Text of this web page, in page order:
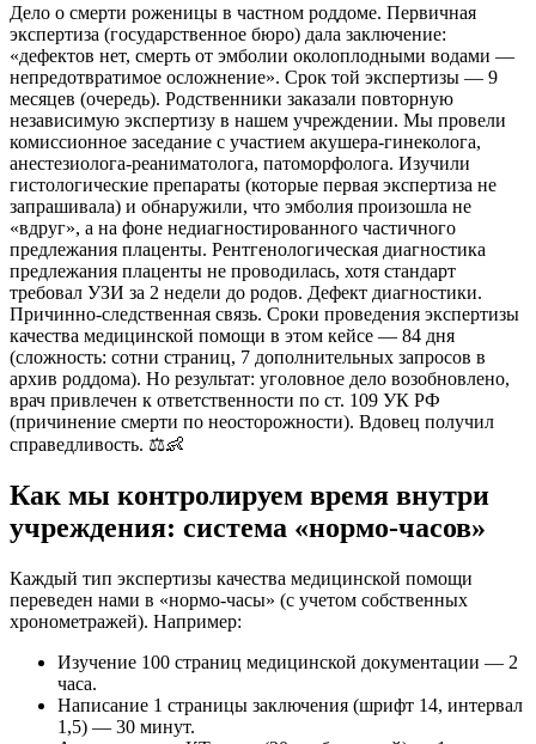
Дело о смерти роженицы в частном роддоме. Первичная
экспертиза (государственное бюро) дала заключение:
«дефектов нет, смерть от эмболии околоплодными водами —
непредотвратимое осложнение». Срок той экспертизы — 9
месяцев (очередь). Родственники заказали повторную
независимую экспертизу в нашем учреждении. Мы провели
комиссионное заседание с участием акушера-гинеколога,
анестезиолога-реаниматолога, патоморфолога. Изучили
гистологические препараты (которые первая экспертиза не
запрашивала) и обнаружили, что эмболия произошла не
«вдруг», а на фоне недиагностированного частичного
предлежания плаценты. Рентгенологическая диагностика
предлежания плаценты не проводилась, хотя стандарт
требовал УЗИ за 2 недели до родов. Дефект диагностики.
Причинно-следственная связь. Сроки проведения экспертизы
качества медицинской помощи в этом кейсе — 84 дня
(сложность: сотни страниц, 7 дополнительных запросов в
архив роддома). Но результат: уголовное дело возобновлено,
врач привлечен к ответственности по ст. 109 УК РФ
(причинение смерти по неосторожности). Вдовец получил
справедливость. ⚖️👶
Как мы контролируем время внутри
учреждения: система «нормо-часов»
Каждый тип экспертизы качества медицинской помощи
переведен нами в «нормо-часы» (с учетом собственных
хронометражей). Например:
Изучение 100 страниц медицинской документации — 2
часа.
Написание 1 страницы заключения (шрифт 14, интервал
1,5) — 30 минут.